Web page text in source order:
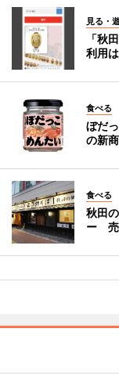
見る・
「秋
利用
食べる
ぼだ
の新
食べる
秋田
ー 売